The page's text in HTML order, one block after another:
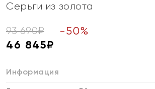
Серьги из золота
93 690₽ -50%
46 845₽
Информация